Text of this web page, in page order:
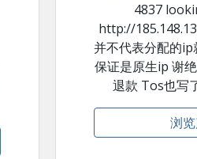
4837 looking glass：
http://
并不代表分配的
保证是原生ip 谢
退款 Tos也写
浏